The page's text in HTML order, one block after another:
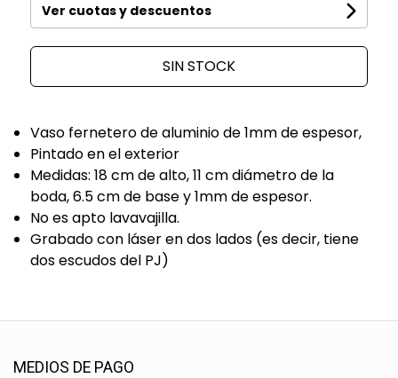
Ver cuotas y descuentos
SIN STOCK
Vaso fernetero de aluminio de 1mm de espesor,
Pintado en el exterior
Medidas: 18 cm de alto, 11 cm diámetro de la
boda, 6.5 cm de base y 1mm de espesor.
No es apto lavavajilla.
Grabado con láser en dos lados (es decir, tiene
dos escudos del PJ)
MEDIOS DE PAGO